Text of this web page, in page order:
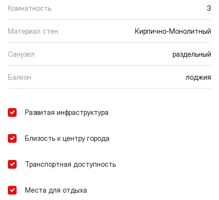
Комнатность 3
Материал стен Кирпично-Монолитный
Санузел раздельный
Балкон лоджия
Развитая инфраструктура
Близость к центру города
Транспортная доступность
Места для отдыха